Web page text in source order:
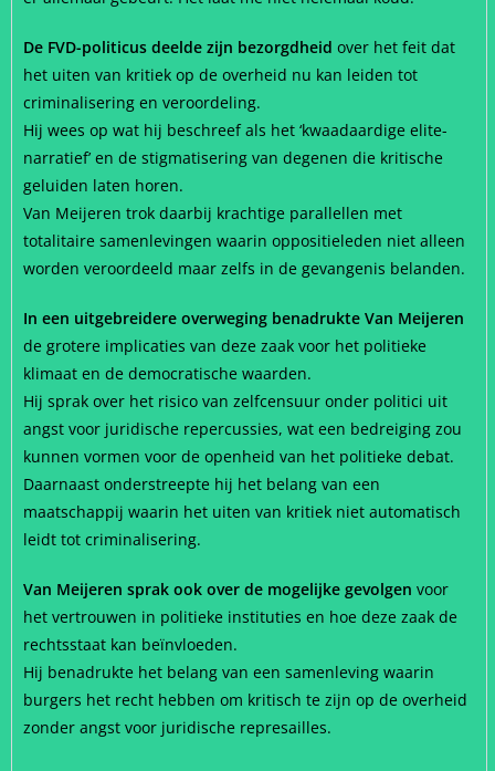
De FVD-politicus deelde zijn bezorgdheid over het feit dat
het uiten van kritiek op de overheid nu kan leiden tot
criminalisering en veroordeling.
Hij wees op wat hij beschreef als het ‘kwaadaardige elite-
narratief’ en de stigmatisering van degenen die kritische
geluiden laten horen.
Van Meijeren trok daarbij krachtige parallellen met
totalitaire samenlevingen waarin oppositieleden niet alleen
worden veroordeeld maar zelfs in de gevangenis belanden.
In een uitgebreidere overweging benadrukte Van Meijeren
de grotere implicaties van deze zaak voor het politieke
klimaat en de democratische waarden.
Hij sprak over het risico van zelfcensuur onder politici uit
angst voor juridische repercussies, wat een bedreiging zou
kunnen vormen voor de openheid van het politieke debat.
Daarnaast onderstreepte hij het belang van een
maatschappij waarin het uiten van kritiek niet automatisch
leidt tot criminalisering.
Van Meijeren sprak ook over de mogelijke gevolgen voor
het vertrouwen in politieke instituties en hoe deze zaak de
rechtsstaat kan beïnvloeden.
Hij benadrukte het belang van een samenleving waarin
burgers het recht hebben om kritisch te zijn op de overheid
zonder angst voor juridische represailles.